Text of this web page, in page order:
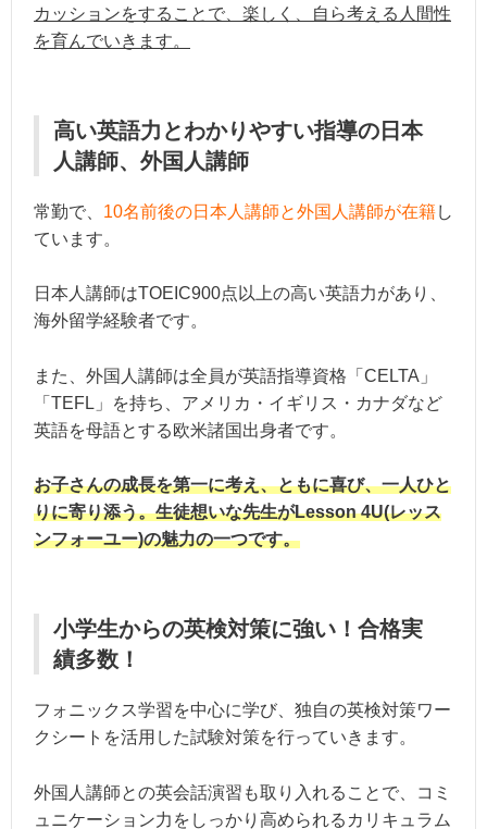
カッションをすることで、楽しく、自ら考える人間性
を育んでいきます。
高い英語力とわかりやすい指導の日本
人講師、外国人講師
常勤で、 10名前後の日本人講師と外国人講師が在籍し
ています。
日本人講師はTOEIC900点以上の高い英語力があり、
海外留学経験者です。
また、外国人講師は全員が英語指導資格「CELTA」
「TEFL」を持ち、アメリカ・イギリス・カナダなど
英語を母語とする欧米諸国出身者です。
お子さんの成長を第一に考え、ともに喜び、一人ひと
りに寄り添う。生徒想いな先生がLesson 4U(レッス
ンフォーユー)の魅力の一つです。
小学生からの英検対策に強い！合格実
績多数！
フォニックス学習を中心に学び、独自の英検対策ワー
クシートを活用した試験対策を行っていきます。
外国人講師との英会話演習も取り入れることで、コミ
ュニケーション力をしっかり高められるカリキュラム